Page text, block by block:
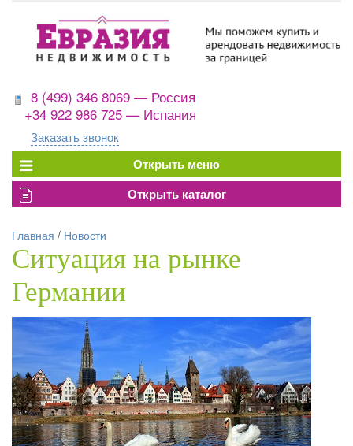
8 (499) 346 8069 — Россия
+34 922 986 725 — Испания
Заказать звонок
Главная / Новости
Ситуация на рынке
Германии